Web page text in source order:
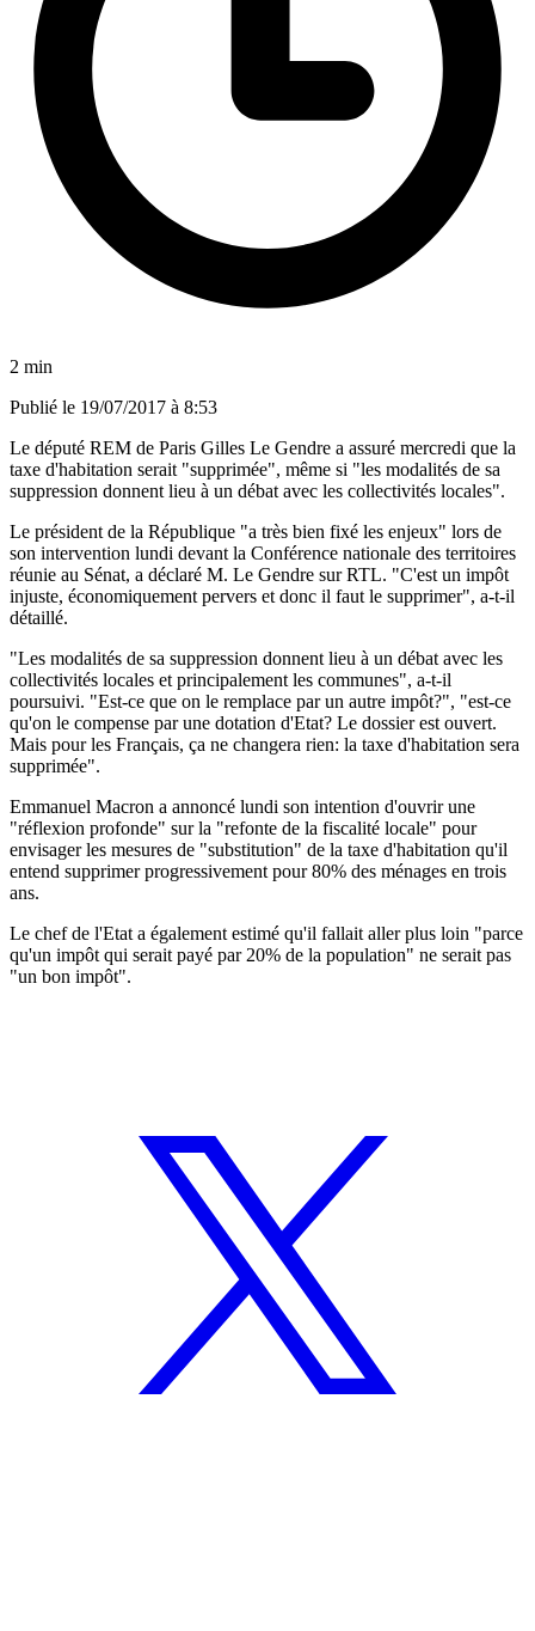
2 min
Publié le 19/07/2017 à 8:53
Le député REM de Paris Gilles Le Gendre a assuré mercredi que la
taxe d'habitation serait "supprimée", même si "les modalités de sa
suppression donnent lieu à un débat avec les collectivités locales".
Le président de la République "a très bien fixé les enjeux" lors de
son intervention lundi devant la Conférence nationale des territoires
réunie au Sénat, a déclaré M. Le Gendre sur RTL. "C'est un impôt
injuste, économiquement pervers et donc il faut le supprimer", a-t-il
détaillé.
"Les modalités de sa suppression donnent lieu à un débat avec les
collectivités locales et principalement les communes", a-t-il
poursuivi. "Est-ce que on le remplace par un autre impôt?", "est-ce
qu'on le compense par une dotation d'Etat? Le dossier est ouvert.
Mais pour les Français, ça ne changera rien: la taxe d'habitation sera
supprimée".
Emmanuel Macron a annoncé lundi son intention d'ouvrir une
"réflexion profonde" sur la "refonte de la fiscalité locale" pour
envisager les mesures de "substitution" de la taxe d'habitation qu'il
entend supprimer progressivement pour 80% des ménages en trois
ans.
Le chef de l'Etat a également estimé qu'il fallait aller plus loin "parce
qu'un impôt qui serait payé par 20% de la population" ne serait pas
"un bon impôt".